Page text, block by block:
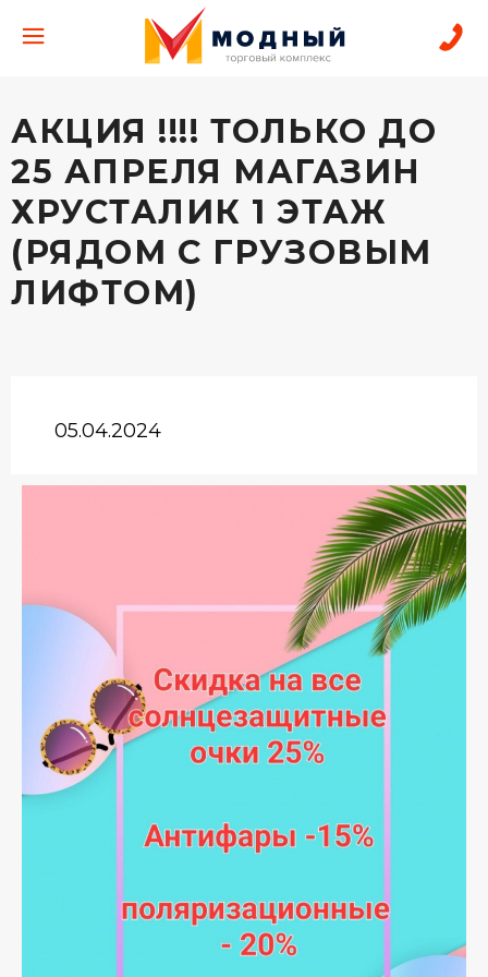
АКЦИЯ !!!! ТОЛЬКО ДО
25 АПРЕЛЯ МАГАЗИН
ХРУСТАЛИК 1 ЭТАЖ
(РЯДОМ С ГРУЗОВЫМ
ЛИФТОМ)
05.04.2024